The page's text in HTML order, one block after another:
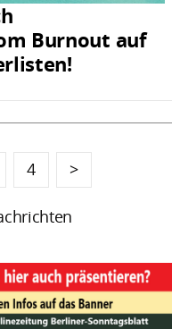
Burnout auf
4 >